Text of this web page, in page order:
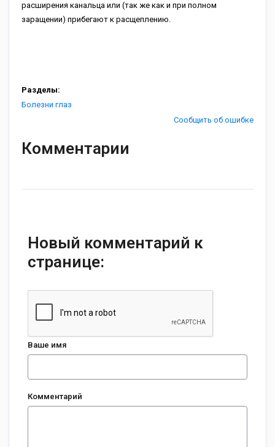
расширения канальца или (так же как и при полном
заращении) прибегают к расщеплению.
Разделы:
Болезни глаз
Сообщить об ошибке
Комментарии
Новый комментарий к
странице:
Ваше имя
Комментарий